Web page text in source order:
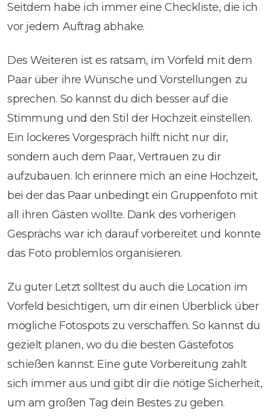
Seitdem habe ich immer eine Checkliste, die ich
vor jedem Auftrag abhake.
Des Weiteren ist es ratsam, im Vorfeld mit dem
Paar über ihre Wünsche und Vorstellungen zu
sprechen. So kannst du dich besser auf die
Stimmung und den Stil der Hochzeit einstellen.
Ein lockeres Vorgespräch hilft nicht nur dir,
sondern auch dem Paar, Vertrauen zu dir
aufzubauen. Ich erinnere mich an eine Hochzeit,
bei der das Paar unbedingt ein Gruppenfoto mit
all ihren Gästen wollte. Dank des vorherigen
Gesprächs war ich darauf vorbereitet und konnte
das Foto problemlos organisieren.
Zu guter Letzt solltest du auch die Location im
Vorfeld besichtigen, um dir einen Überblick über
mögliche Fotospots zu verschaffen. So kannst du
gezielt planen, wo du die besten Gästefotos
schießen kannst. Eine gute Vorbereitung zahlt
sich immer aus und gibt dir die nötige Sicherheit,
um am großen Tag dein Bestes zu geben.